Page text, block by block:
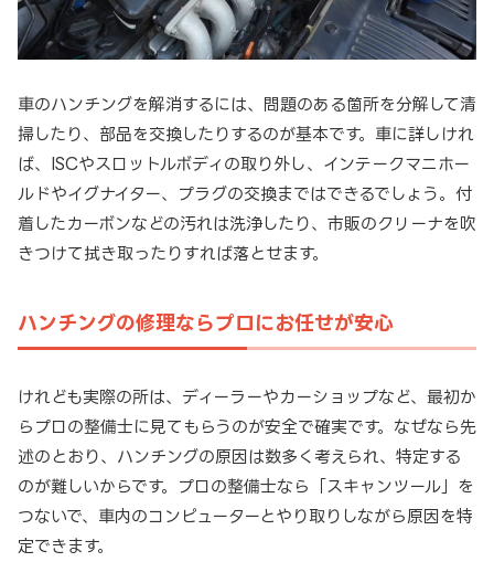
車のハンチングを解消するには、問題のある箇所を分解して清
掃したり、部品を交換したりするのが基本です。車に詳しけれ
ば、ISCやスロットルボディの取り外し、インテークマニホー
ルドやイグナイター、プラグの交換まではできるでしょう。付
着したカーボンなどの汚れは洗浄したり、市販のクリーナを吹
きつけて拭き取ったりすれば落とせます。
ハンチングの修理ならプロにお任せが安心
けれども実際の所は、ディーラーやカーショップなど、最初か
らプロの整備士に見てもらうのが安全で確実です。なぜなら先
述のとおり、ハンチングの原因は数多く考えられ、特定する
のが難しいからです。プロの整備士なら「スキャンツール」を
つないで、車内のコンピューターとやり取りしながら原因を特
定できます。